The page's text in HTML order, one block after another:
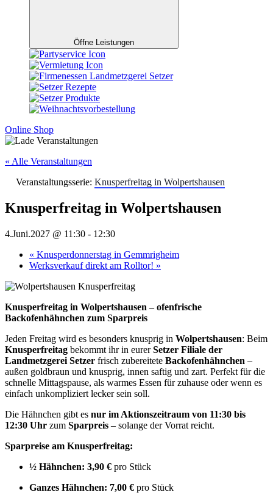
Öffne Leistungen
Online Shop
« Alle Veranstaltungen
Veranstaltungsserie: Knusperfreitag in Wolpertshausen
Knusperfreitag in Wolpertshausen
4.Juni.2027 @ 11:30 - 12:30
« Knusperdonnerstag in Gemmrigheim
Werksverkauf direkt am Rolltor! »
Knusperfreitag in Wolpertshausen – ofenfrische
Backofenhähnchen zum Sparpreis
Jeden Freitag wird es besonders knusprig in Wolpertshausen: Beim
Knusperfreitag bekommt ihr in eurerSetzer Filiale der
Landmetzgerei Setzer frisch zubereitete Backofenhähnchen –
außen goldbraun und knusprig, innen saftig und zart. Perfekt für die
schnelle Mittagspause, als warmes Essen für zuhause oder wenn es
einfach unkompliziert lecker sein soll.
Die Hähnchen gibt es nur im Aktionszeitraum von 11:30 bis
12:30 Uhr zum Sparpreis – solange der Vorrat reicht.
Sparpreise am Knusperfreitag:
½ Hähnchen: 3,90 € pro Stück
Ganzes Hähnchen: 7,00 € pro Stück